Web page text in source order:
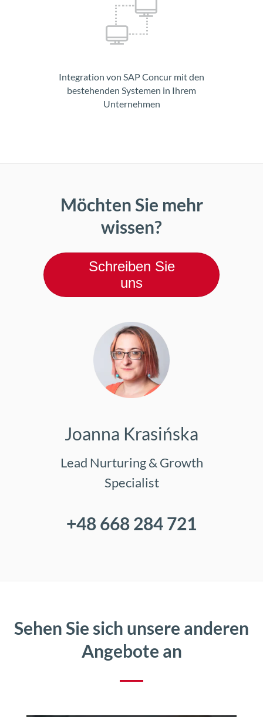
Integration von SAP Concur mit den
bestehenden Systemen in Ihrem
Unternehmen
Möchten Sie mehr
wissen?
Schreiben Sie
uns
Joanna Krasińska
Lead Nurturing & Growth
Specialist
+48 668 284 721
Sehen Sie sich unsere anderen
Angebote an